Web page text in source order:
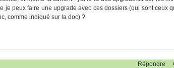
je peux faire une upgrade avec ces dossiers (qui sont ceux
comme indiqué sur la doc) ?
Répondre